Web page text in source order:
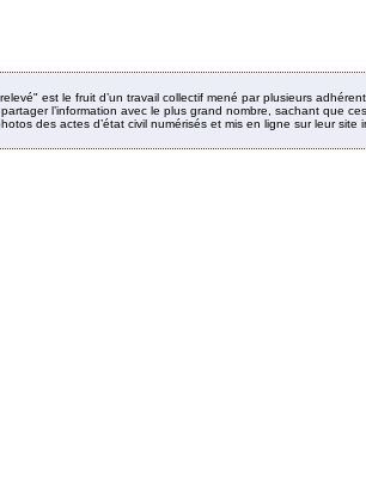
est le fruit d’un travail collectif mené par plusieurs
l’information avec le plus grand nombre, sachant que
des actes d’état civil numérisés et mis en ligne sur leur